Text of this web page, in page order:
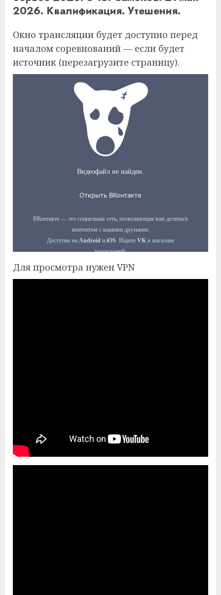
2026. Квалификация. Утешения.
Окно трансляции будет доступно перед
началом соревнований — если будет
источник (перезагрузите страницу).
Для просмотра нужен VPN